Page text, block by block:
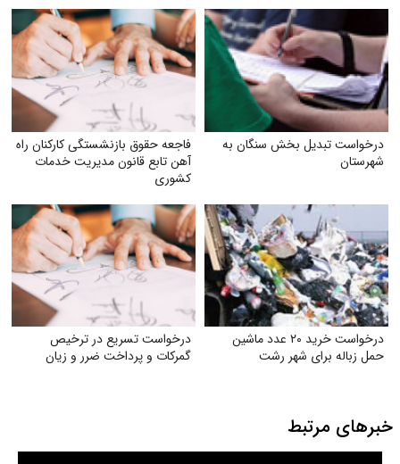
درخواست تبدیل بخش سنگان به
شهرستان
فاجعه حقوق بازنشستگی کارکنان راه
آهن تابع قانون مدیریت خدمات
کشوری
درخواست خرید ۲۰ عدد ماشین
حمل زباله برای شهر رشت
درخواست تسریع در ترخیص
گمرکات و پرداخت ضرر و زیان
خبرهای مرتبط